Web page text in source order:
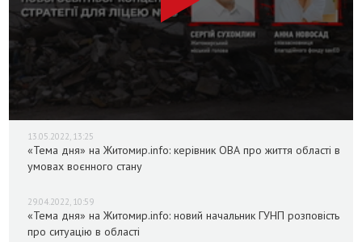
13.05.2022, 13:25
«Тема дня» на Житомир.info: керівник ОВА про життя області в
умовах воєнного стану
29.04.2022, 10:59
«Тема дня» на Житомир.info: новий начальник ГУНП розповість
про ситуацію в області